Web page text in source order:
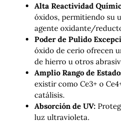
Alta Reactividad
óxidos, permitiendo su
agente oxidante/
Poder de Pulido
óxido de cerio ofrecen
de hierro u otros
Amplio Rango de
existir como Ce3+ o
catálisis.
Absorción de UV:
luz ultravioleta.